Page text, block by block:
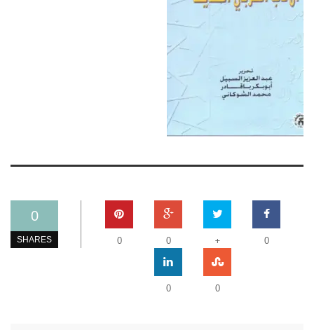
0
SHARES 0
+
0
0
0
0